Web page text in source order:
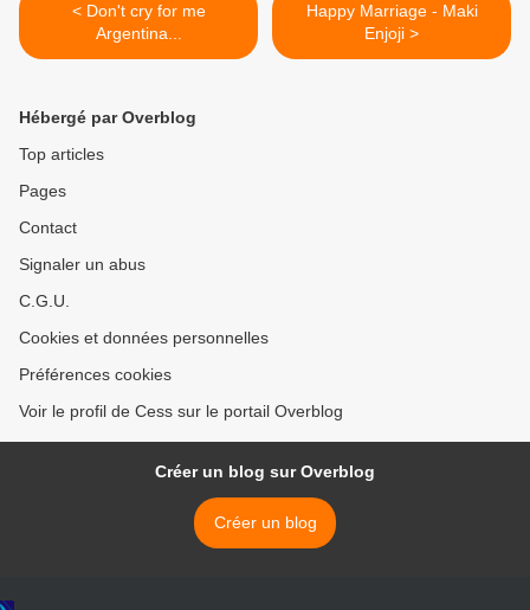
< Don't cry for me
Argentina...
Happy Marriage - Maki
Enjoji >
Hébergé par Overblog
Top articles
Pages
Contact
Signaler un abus
C.G.U.
Cookies et données personnelles
Préférences cookies
Voir le profil de Cess sur le portail Overblog
Créer un blog sur Overblog
Créer un blog